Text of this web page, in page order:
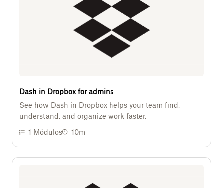
Dash in Dropbox for admins
See how Dash in Dropbox helps your team find,
understand, and organize work faster.
1 Módulos 10m